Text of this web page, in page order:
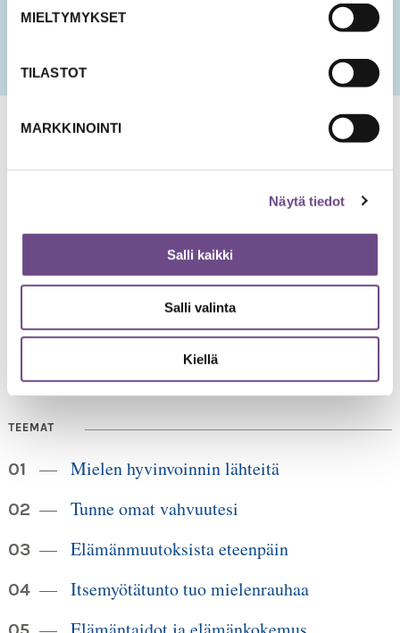
MIELTYMYKSET
TILASTOT
MARKKINOINTI
Näytä tiedot
Salli kaikki
Salli valinta
Kiellä
PP
slash
00520 Helsinki
Lankanumeron käyttö loppuu
30.6.2026, sen jälkeen numero on 040 350 3104
TEEMAT
Mielen hyvinvoinnin lähteitä
Tunne omat vahvuutesi
Elämänmuutoksista eteenpäin
Itsemyötätunto tuo mielenrauhaa